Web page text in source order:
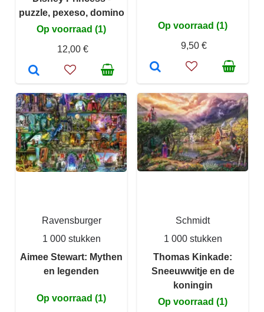
puzzle, pexeso, domino
Op voorraad (1)
12,00 €
Op voorraad (1)
9,50 €
Ravensburger
1 000 stukken
Aimee Stewart: Mythen
en legenden
Op voorraad (1)
Schmidt
1 000 stukken
Thomas Kinkade:
Sneeuwwitje en de
koningin
Op voorraad (1)